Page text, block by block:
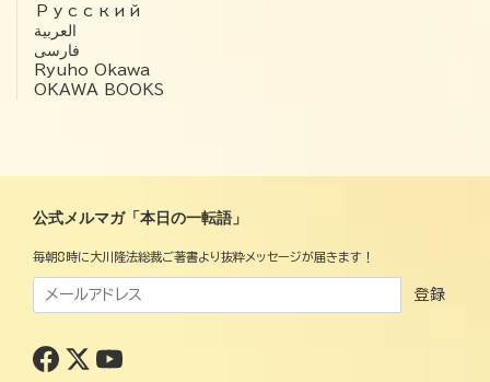
Русский
العربية‏
فارسی
Ryuho Okawa
OKAWA BOOKS
公式メルマガ「本日の一転語」
毎朝8時に大川隆法総裁ご著書より抜粋メッセージが届きます！
登録